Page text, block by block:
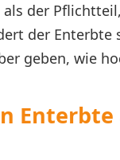
der
der
geben, wie